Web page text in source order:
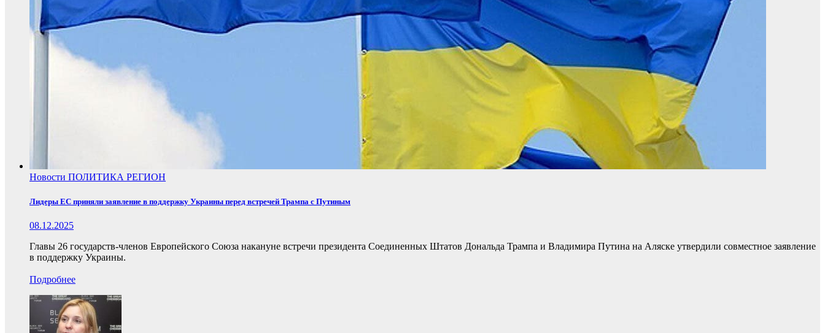
Новости ПОЛИТИКА РЕГИОН
Лидеры ЕС приняли заявление в поддержку Украины перед встречей Трампа с Путиным
08.12.2025
Главы 26 государств-членов Европейского Союза накануне встречи президента Соединенных Штатов Дональда Трампа и Владимира Путина на Аляске утвердили совместное заявление
в поддержку Украины.
Подробнее